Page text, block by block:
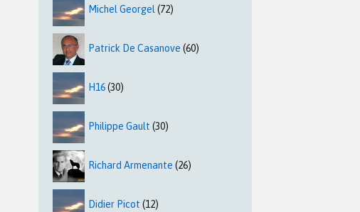
Michel Georgel (72)
Patrick De Casanove (60)
H16(30)
Philippe Gault (30)
Richard Armenante (26)
Didier Picot (12)